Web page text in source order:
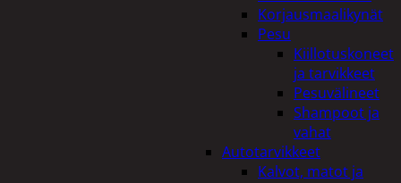
Korjausmaalikynät
Pesu
Kiillotuskoneet
ja tarvikkeet
Pesuvälineet
Shampoot ja
vahat
Autotarvikkeet
Kalvot, matot ja